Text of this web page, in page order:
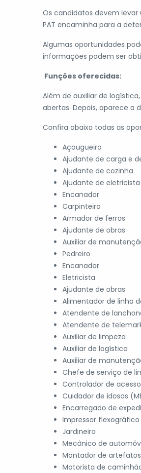
Os candidatos devem levar
PAT encaminha para a
Algumas oportunidades
informações podem ser
Funções oferecidas:
Além de auxiliar de
abertas. Depois, aparece a
Confira abaixo todas as
Açougueiro
Ajudante de carga e
Ajudante de cozinha
Ajudante de eletricista
Encanador
Carpinteiro
Armador de ferros
Ajudante de obras
Auxiliar de
Pedreiro
Encanador
Eletricista
Ajudante de obras
Alimentador de linha
Atendente de
Atendente de
Auxiliar de limpeza
Auxiliar de logística
Auxiliar de
Chefe de serviço de
Controlador de acesso
Cuidador de idosos
Encarregado de
Impressor flexográfico
Jardineiro
Mecânico de
Montador de
Motorista de